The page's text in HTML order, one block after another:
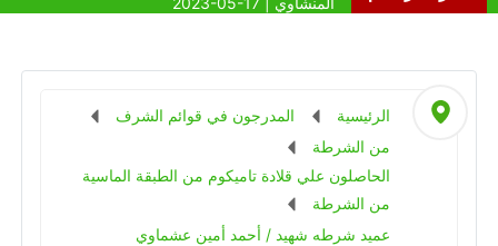
الرئيسية
المدرجون في قوائم الشرف
من الشرطة
الحاصلون علي قلادة تاميكوم من الطبقة الماسية
من الشرطة
عميد شرطه شهيد / أحمد أمين عشماوي